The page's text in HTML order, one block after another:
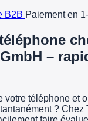
B2B Paiement en
–
votre téléphone et
? Chez